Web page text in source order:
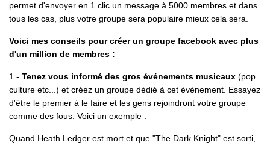
permet d'envoyer en 1 clic un message à 5000 membres et dans
tous les cas, plus votre groupe sera populaire mieux cela sera.
Voici mes conseils pour créer un groupe facebook avec plus
d'un million de membres :
1 - Tenez vous informé des gros événements musicaux (pop
culture etc...) et créez un groupe dédié à cet événement. Essayez
d'être le premier à le faire et les gens rejoindront votre groupe
comme des fous. Voici un exemple :
Quand Heath Ledger est mort et que "The Dark Knight" est sorti,